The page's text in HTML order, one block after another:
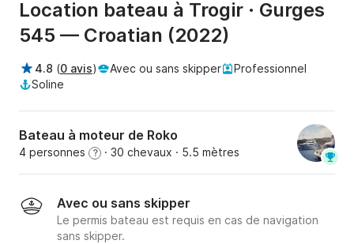
Location bateau à Trogir · Gurges
545 — Croatian (2022)
4.8 (0 avis) Avec ou sans skipper
Professionnel
Soline
Bateau à moteur de Roko
4 personnes ? · 30 chevaux · 5.5 mètres
Avec ou sans skipper
Le permis bateau est requis en cas de navigation
sans skipper.